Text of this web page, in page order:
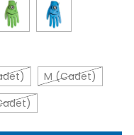
M (Cadet)